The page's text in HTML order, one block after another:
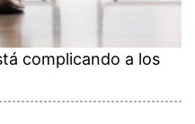
complicando a los